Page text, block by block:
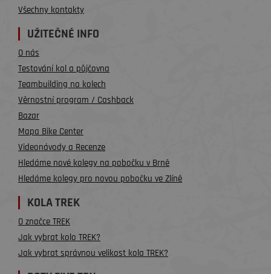
Všechny kontakty
UŽITEČNÉ INFO
O nás
Testování kol a půjčovna
Teambuilding na kolech
Věrnostní program / Cashback
Bazar
Mapa Bike Center
Videonávody a Recenze
Hledáme nové kolegy na pobočku v Brně
Hledáme kolegy pro novou pobočku ve Zlíně
KOLA TREK
O značce TREK
Jak vybrat kolo TREK?
Jak vybrat správnou velikost kola TREK?